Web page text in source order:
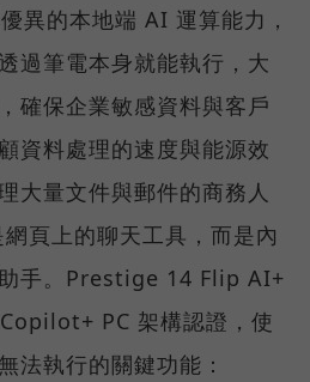
異的本地端 AI 運算能力，
過筆電本身就能執行，大
確保企業敏感資料與客戶
資料處理的速度與能源效
大量文件與郵件的商務人
頁上的聊天工具，而是內
手。Prestige 14 Flip AI+
PC 架構認證，使
法執行的關鍵功能：